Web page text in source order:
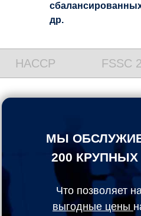
МЫ
200
Что позволяет
выгодные цены
HACCP FSSC
др.